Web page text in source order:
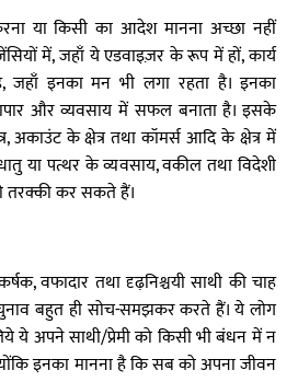
या किसी का आदेश मानना अच्छा नहीं
में, जहाँ ये एडवाइज़र के रूप में हों, कार्य
जहाँ इनका मन भी लगा रहता है। इनका
और व्यवसाय में सफल बनाता है। इसके
अकाउंट के क्षेत्र तथा कॉमर्स आदि के क्षेत्र में
या पत्थर के व्यवसाय, वकील तथा विदेशी
तरक्की कर सकते हैं।
वफादार तथा दृढ़निश्चयी साथी की चाह
बहुत ही सोच-समझकर करते हैं। ये लोग
ये अपने साथी/प्रेमी को किसी भी बंधन में न
इनका मानना है कि सब को अपना जीवन